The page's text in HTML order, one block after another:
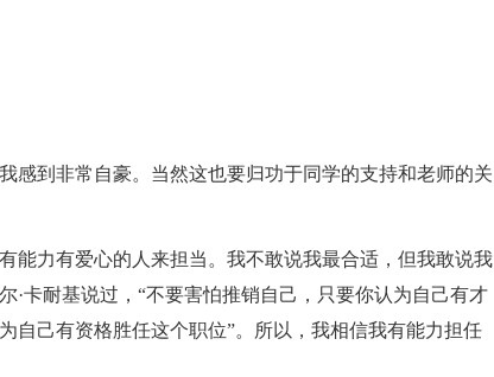
感到非常自豪。当然这也要归功于同学的支持和老师的关
能力有爱心的人来担当。我不敢说我最合适，但我敢说我
·卡耐基说过，“不要害怕推销自己，只要你认为自己有才
自己有资格胜任这个职位”。所以，我相信我有能力担任